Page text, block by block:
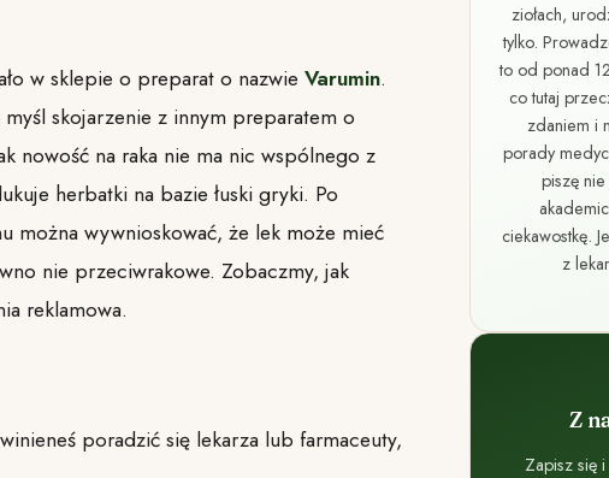
w sklepie o preparat o nazwieVarumin.
skojarzenie z innym preparatem o
nowość na raka nie ma nic wspólnego z
herbatki na bazie łuski gryki. Po
można wywnioskować, że lek może mieć
nie przeciwrakowe. Zobaczmy, jak
reklamowa.
poradzić się lekarza lub farmaceuty,
ziołach,
tylko.
to od ponad
co tutaj
zdaniem i
porady
piszę
ciekawostkę.
z
Z
Zapisz się